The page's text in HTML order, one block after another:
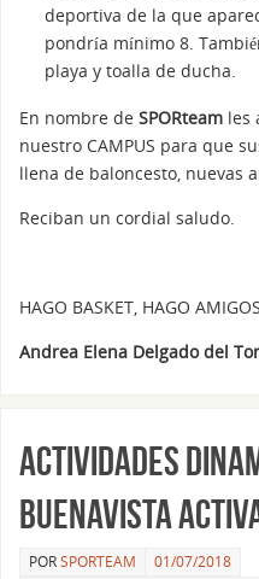
deportiva de la que
pondría mínimo 8.
playa y toalla de ducha.
En nombre de SPORteam les
nuestro CAMPUS para que
llena de baloncesto, nuevas
Reciban un cordial saludo.
HAGO BASKET, HAGO AMIGOS
Andrea Elena Delgado del
Actividades
Buenavista
PORSPORTEAM
01/07/2018